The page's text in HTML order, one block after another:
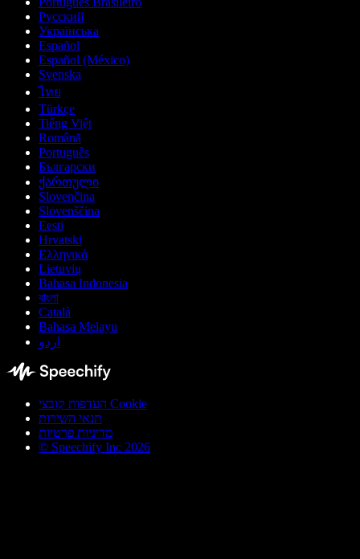
Русский
Українська
Español
Español (México)
Svenska
ไทย
Türkçe
Tiếng Việt
Română
Português
Български
ქართული
Slovenčina
Slovenščina
Eesti
Hrvatski
Ελληνικά
Lietuvių
Bahasa Indonesia
বাংলা
Català
Bahasa Melayu
اردو
העדפות קובצי Cookie
תנאי השירות
מדיניות פרטיות
© Speechify Inc 2026